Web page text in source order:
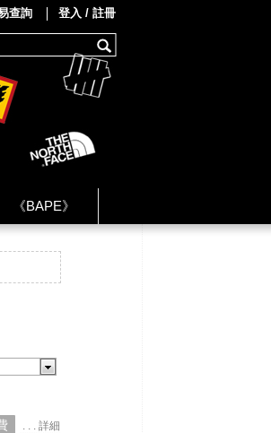
《BAPE》
查詢 登入 / 註冊
. . . 詳細